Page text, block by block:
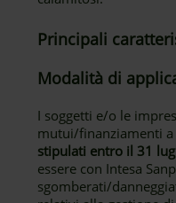
Principali
Modalità di
I soggetti e/o le
mutui/finanziamenti
stipulati entro il 31
essere con Intesa
sgomberati/